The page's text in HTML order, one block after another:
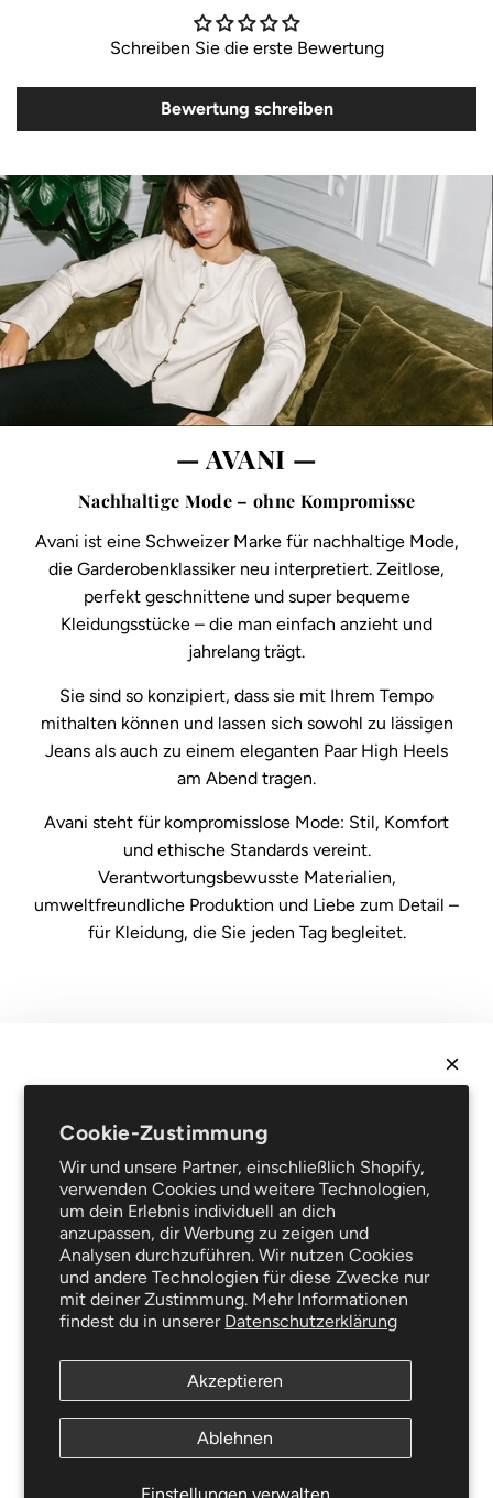
Cookie-Zustimmung
Wir und unsere Partner, einschließlich Shopify,
verwenden Cookies und weitere Technologien,
um dein Erlebnis individuell an dich
anzupassen, dir Werbung zu zeigen und
Analysen durchzuführen. Wir nutzen Cookies
und andere Technologien für diese Zwecke nur
mit deiner Zustimmung. Mehr Informationen
findest du in unserer Datenschutzerklärung
Akzeptieren
Ablehnen
Schreiben Sie die erste Bewertung
Bewertung schreiben
— AVANI —
Nachhaltige Mode – ohne Kompromisse
Avani ist eine Schweizer Marke für nachhaltige Mode,
die Garderobenklassiker neu interpretiert. Zeitlose,
perfekt geschnittene und super bequeme
Kleidungsstücke – die man einfach anzieht und
jahrelang trägt.
Sie sind so konzipiert, dass sie mit Ihrem Tempo
mithalten können und lassen sich sowohl zu lässigen
Jeans als auch zu einem eleganten Paar High Heels
am Abend tragen.
Avani steht für kompromisslose Mode: Stil, Komfort
und ethische Standards vereint.
Verantwortungsbewusste Materialien,
umweltfreundliche Produktion und Liebe zum Detail –
für Kleidung, die Sie jeden Tag begleitet.
Rechtliche Hinweise
Häufig gestellte Fragen
Unterstützung
Lieferung und Retouren
Reparaturservice
Der Blog
Kleiderpflege
Folgen Sie uns
Newsletter
Erhalte10 % Rabattauf deine erste Bestellung und sei
als Erster über Neuheiten und Sonderangebote
informiert!
ABONNIEREN
Diese Website ist durch hCaptcha geschützt und es
gelten dieallgemeinen Geschäftsbedingungen
Datenschutzbestimmungen von hCaptcha.